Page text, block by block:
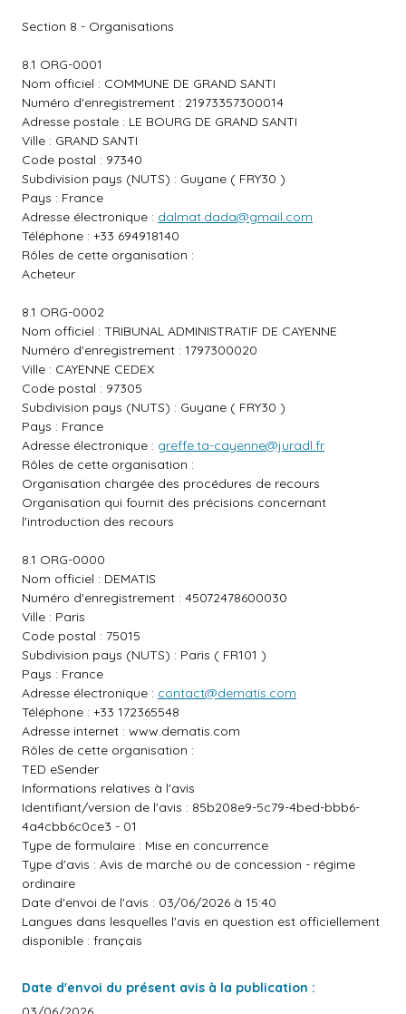
Section 8 - Organisations
8.1 ORG-0001
Nom officiel : COMMUNE DE GRAND SANTI
Numéro d'enregistrement : 21973357300014
Adresse postale : LE BOURG DE GRAND SANTI
Ville : GRAND SANTI
Code postal : 97340
Subdivision pays (NUTS) : Guyane ( FRY30 )
Pays : France
Adresse électronique : dalmat.dada@gmail.com
Téléphone : +33 694918140
Rôles de cette organisation :
Acheteur
8.1 ORG-0002
Nom officiel : TRIBUNAL ADMINISTRATIF DE CAYENNE
Numéro d'enregistrement : 1797300020
Ville : CAYENNE CEDEX
Code postal : 97305
Subdivision pays (NUTS) : Guyane ( FRY30 )
Pays : France
Adresse électronique : greffe.ta-cayenne@juradl.fr
Rôles de cette organisation :
Organisation chargée des procédures de recours
Organisation qui fournit des précisions concernant
l'introduction des recours
8.1 ORG-0000
Nom officiel : DEMATIS
Numéro d'enregistrement : 45072478600030
Ville : Paris
Code postal : 75015
Subdivision pays (NUTS) : Paris ( FR101 )
Pays : France
Adresse électronique : contact@dematis.com
Téléphone : +33 172365548
Adresse internet : www.dematis.com
Rôles de cette organisation :
TED eSender
Informations relatives à l'avis
Identifiant/version de l'avis : 85b208e9-5c79-4bed-bbb6-
4a4cbb6c0ce3 - 01
Type de formulaire : Mise en concurrence
Type d'avis : Avis de marché ou de concession - régime
ordinaire
Date d'envoi de l'avis : 03/06/2026 à 15:40
Langues dans lesquelles l'avis en question est officiellement
disponible : français
Date d'envoi du présent avis à la publication :